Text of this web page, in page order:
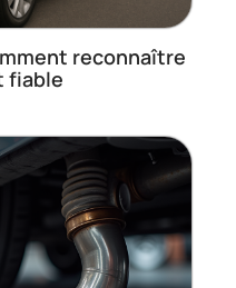
reconnaître
fiable